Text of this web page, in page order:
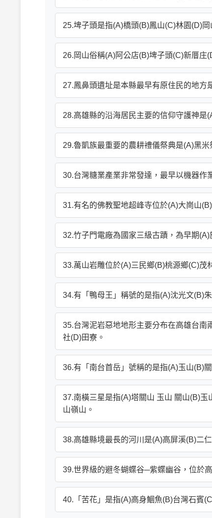
25.埤子頭是指(A)橋頭(B)鳳山(C)林園(D)岡
26.岡山俗稱(A)阿公店(B)埤子頭(C)新厝庄
27.鳳鼻頭遺址是本縣最早有原住民的地方
28.高雄縣的沿海居民主要的信仰守護神是
29.魯凱族最重要的農耕禮儀祭典是(A)黑
30.台灣糖業產業非常發達，最早以機器作
31.有名的佛教聖地超峰寺位於(A)大崗山
32.竹子門電廠為國家三級古蹟，為早期
33.萬山岩雕位於(A)三民鄉(B)桃源鄉(C)茂
34.有「鴨母王」稱號的是指(A)沈光文(B)
35.台灣泥岩惡地地形主要分布在高雄台南
社(D)田寮。
36.有「南台首岳」號稱的是指(A)玉山(B)
37.南橫三星是指(A)塔關山 玉山 關山(B)
山嶺山。
38.高雄縣境最長的河川是(A)高屏溪(B)二
39.世界級的避冬蝴蝶谷─紫蝶幽谷，位於
40.「苦花」是指(A)高身鯝魚(B)台灣石賓